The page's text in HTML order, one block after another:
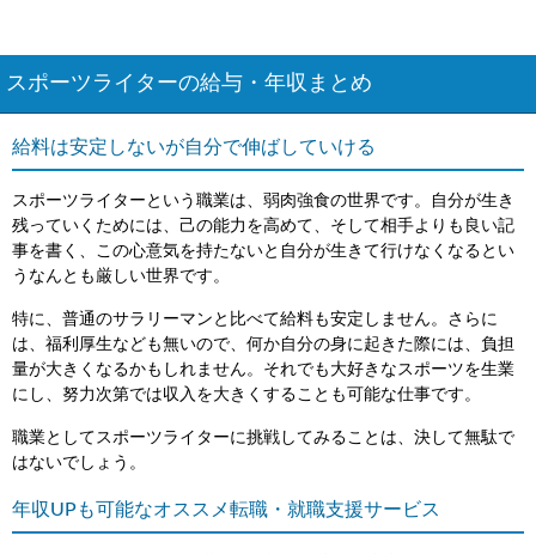
スポーツライターの給与・年収まとめ
給料は安定しないが自分で伸ばしていける
スポーツライターという職業は、弱肉強食の世界です。自分が生き
残っていくためには、己の能力を高めて、そして相手よりも良い記
事を書く、この心意気を持たないと自分が生きて行けなくなるとい
うなんとも厳しい世界です。
特に、普通のサラリーマンと比べて給料も安定しません。さらに
は、福利厚生なども無いので、何か自分の身に起きた際には、負担
量が大きくなるかもしれません。それでも大好きなスポーツを生業
にし、努力次第では収入を大きくすることも可能な仕事です。
職業としてスポーツライターに挑戦してみることは、決して無駄で
はないでしょう。
年収UPも可能なオススメ転職・就職支援サービス